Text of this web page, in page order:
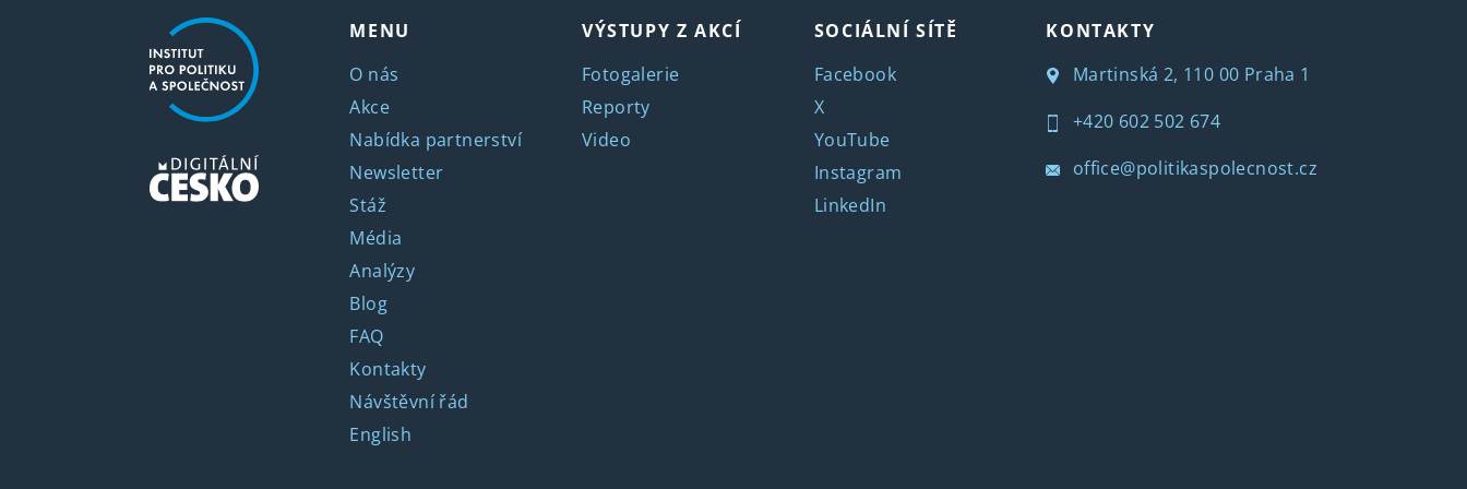
MENU
O nás
Akce
Nabídka partnerství
Newsletter
Stáž
Média
Analýzy
Blog
FAQ
Kontakty
Návštěvní řád
English
VÝSTUPY Z AKCÍ
Fotogalerie
Reporty
Video
SOCIÁLNÍ SÍTĚ
Facebook
X
YouTube
Instagram
LinkedIn
KONTAKTY
Martinská 2, 110 00 Praha 1
+420 602 502 674
office@politikaspolecnost.cz